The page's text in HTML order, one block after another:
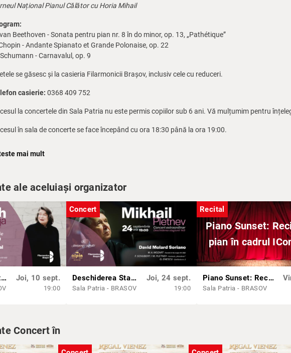
Național Pianul Călător cu Horia Mihail
Beethoven - Sonata pentru pian nr. 8 în do minor, op. 13, „Pathétique”
- Andante Spianato et Grande Polonaise, op. 22
- Carnavalul, op. 9
se găsesc și la casieria Filarmonicii Brașov, inclusiv cele cu reduceri.
casierie: 0368 409 752
la concertele din Sala Patria nu este permis copiilor sub 6 ani. Vă mulțumim pentru
în sala de concerte se face începând cu ora 18:30 până la ora 19:00.
mai mult
ale aceluiași organizator
Avanpremiera stagiunii 149: Concert simfonic cu Cristian Mandeal și Elisabeth Leonskaja Joi, 10 sept.
19:00
Concert
Deschiderea Stagiunii 149 cu Mikhail Pletnev, David Molard Soriano și orchestra Filarmonicii Brașov
Sala Patria - BRASOV
Joi, 24 sept.
19:00
Recital
Piano Sunset:
pian în cadrul
Piano Sunset: Recital de pian în cadrul ICon Arts
Sala Patria - BRASOV
Concert în